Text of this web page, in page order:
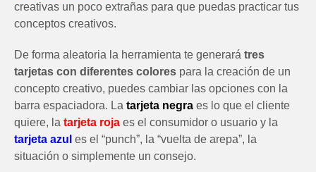
creativas un poco extrañas para que puedas practicar tus
conceptos creativos.
De forma aleatoria la herramienta te generará tres
tarjetas con diferentes colorespara la creación de un
concepto creativo, puedes cambiar las opciones con la
barra espaciadora. La tarjeta negraes lo que el cliente
quiere, la tarjeta rojaes el consumidor o usuario y la
tarjeta azul es el “punch”, la “vuelta de arepa”, la
situación o simplemente un consejo.